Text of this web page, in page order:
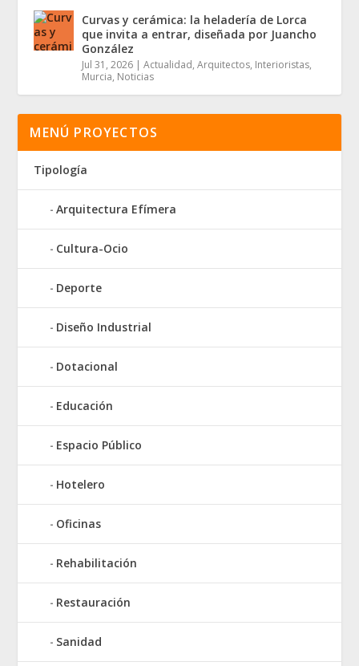
Curvas y cerámica: la heladería de Lorca
que invita a entrar, diseñada por Juancho
González
Jul 31, 2026 |Actualidad,Arquitectos, Interioristas,
Murcia, Noticias
MENÚ PROYECTOS
Tipología
Arquitectura Efímera
Cultura-Ocio
Deporte
Diseño Industrial
Dotacional
Educación
Espacio Público
Hotelero
Oficinas
Rehabilitación
Restauración
Sanidad